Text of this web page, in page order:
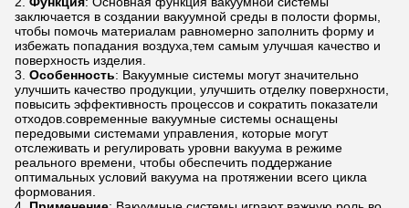
заключается в создании вакуумной среды в полости формы,
чтобы помочь материалам равномерно заполнить форму и
избежать попадания воздуха,тем самым улучшая качество и
поверхность изделия.
Особенность: Вакуумные системы могут значительно
улучшить качество продукции, улучшить отделку поверхности,
повысить эффективность процессов и сократить показатели
отходов.современные вакуумные системы оснащены
передовыми системами управления, которые могут
отслеживать и регулировать уровни вакуума в режиме
реального времени, чтобы обеспечить поддержание
оптимальных условий вакуума на протяжении всего цикла
формования.